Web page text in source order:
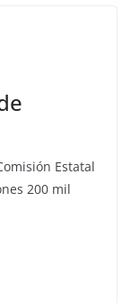
Estatal
200 mil